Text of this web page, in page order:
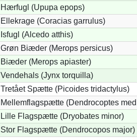
Hærfugl (Upupa epops)
Ellekrage (Coracias garrulus)
Isfugl (Alcedo atthis)
Grøn Biæder (Merops persicus)
Biæder (Merops apiaster)
Vendehals (Jynx torquilla)
Tretået Spætte (Picoides tridactylus)
Mellemflagspætte (Dendrocoptes
Lille Flagspætte (Dryobates minor)
Stor Flagspætte (Dendrocopos major)